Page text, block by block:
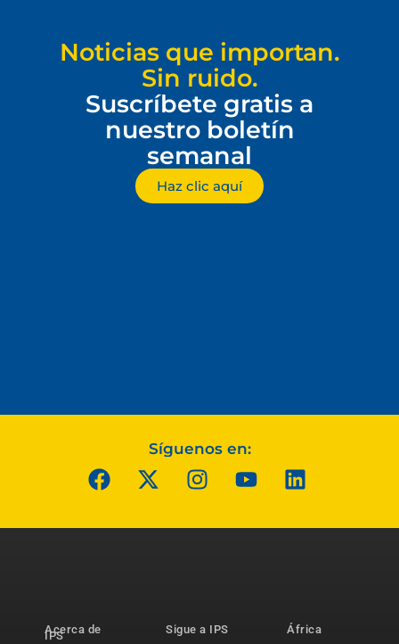
Noticias que importan.
Sin ruido.
Suscríbete gratis a
nuestro boletín
semanal
Haz clic aquí
Síguenos en:
Acerca de
IPS
Sigue a IPS
África